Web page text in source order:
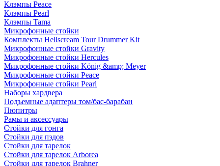
Клэмпы Peace
Клэмпы Pearl
Клэмпы Tama
Микрофонные стойки
Комплекты Hellscream Tour Drummer Kit
Микрофонные стойки Gravity
Микрофонные стойки Hercules
Микрофонные стойки König &amp; Meyer
Микрофонные стойки Peace
Микрофонные стойки Pearl
Наборы хардвера
Подъемные адаптеры том/бас-барабан
Пюпитры
Рамы и аксессуары
Стойки для гонга
Стойки для пэдов
Стойки для тарелок
Стойки для тарелок Arborea
Стойки для тарелок Brahner